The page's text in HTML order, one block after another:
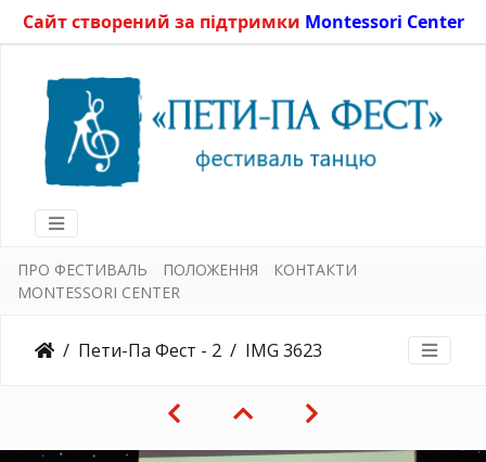
Сайт створений за підтримки Montessori Center
ПРО ФЕСТИВАЛЬ ПОЛОЖЕННЯ
КОНТАКТИ
MONTESSORI CENTER
Пети-Па Фест - 2 IMG 3623